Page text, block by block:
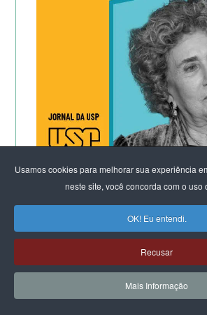
Usamos cookies para melhorar sua experiência
neste site, você concorda com o uso
OK! Eu entendi.
Recusar
Mais Informação
CLIQUE E LEIA:
Por que os homens
matar as
&